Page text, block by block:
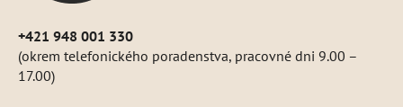
+421 948 001 330
(okrem telefonického poradenstva, pracovné dni 9.00 –
17.00)